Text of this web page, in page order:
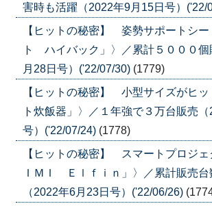
害時も活躍（2022年9月15日号）('22/
【ヒットの秘密】 姿勢サポートシー
ト ハイバック」〉／累計５０００個
月28日号）('22/07/30) (1779)
【ヒットの秘密】 小型サイズがヒッ
ト炊飯器」〉／１年強で３万台販売
号）('22/07/24) (1778)
【ヒットの秘密】 スマートプロジェ
ＩＭＩ Ｅｌｆｉｎ」〉／累計販売台
（2022年6月23日号）('22/06/26)